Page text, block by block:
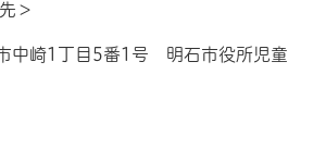
＞
崎1丁目5番1号 明石市役所児童